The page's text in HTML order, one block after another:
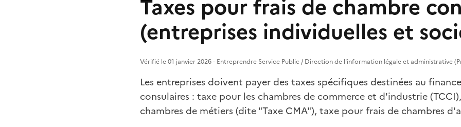
Taxes pour frais de chambre
(entreprises individuelles et
Vérifié le 01 janvier 2026 - Entreprendre Service Public / Direction de l'information légale et administrative
Les entreprises doivent payer des taxes spécifiques destinées au
consulaires : taxe pour les chambres de commerce et d'industrie
chambres de métiers (dite "Taxe CMA"), taxe pour frais de chambres